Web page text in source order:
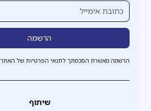
הרשמה מאשרת הסכמתך לתנאי הפרטיות של האתר.
שיתוף